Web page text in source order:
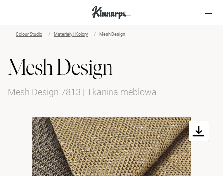
Colour Studio Materiały i Kolory Mesh Design
Mesh Design
Mesh Design 7813 | Tkanina meblowa